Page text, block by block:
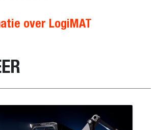
over LogiMAT